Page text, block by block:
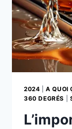
2024 |A QUOI
360 DEGRÉS